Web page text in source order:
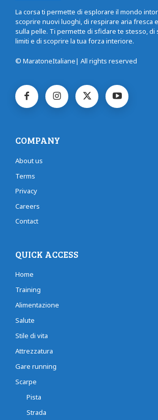
La corsa ti permette di esplorare il mondo
scoprire nuovi luoghi, di respirare aria fresca
sulla pelle. Ti permette di sfidare te stesso, di
limiti e di scoprire la tua forza interiore.
© MaratoneItaliane| All rights reserved
COMPANY
About us
Terms
Privacy
Careers
Contact
QUICK ACCESS
Home
Training
Alimentazione
Salute
Stile di vita
Attrezzatura
Gare running
Scarpe
Pista
Strada